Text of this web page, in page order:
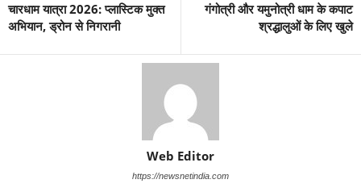
चारधाम यात्रा 2026: प्लास्टिक मुक्त
अभियान, ड्रोन से निगरानी
गंगोत्री और यमुनोत्री धाम के कपाट
श्रद्धालुओं के लिए खुले
Web Editor
https://newsnetindia.com